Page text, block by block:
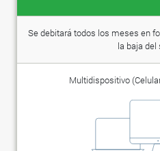
Se debitará todos los meses en
la baja del
Multidispositivo